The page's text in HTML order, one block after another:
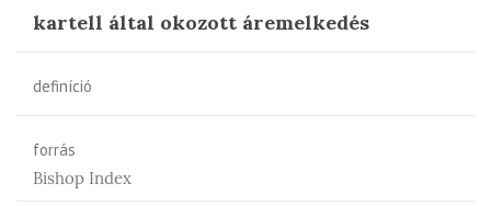
kartell által okozott áremelkedés
definíció
forrás
Bishop Index